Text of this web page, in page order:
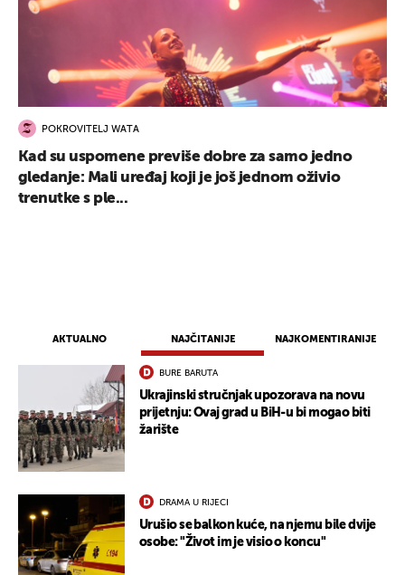
AKTUALNO NAJČITANIJE NAJKOMENTIRANIJE
BURE BARUTA
Ukrajinski stručnjak upozorava na novu
prijetnju: Ovaj grad u BiH-u bi mogao biti
žarište
DRAMA U RIJECI
Urušio se balkon kuće, na njemu bile dvije
osobe: "Život im je visio o koncu"
POKROVITELJ WATA
Kad su uspomene previše dobre za samo jedno
gledanje: Mali uređaj koji je još jednom oživio
trenutke s ple...